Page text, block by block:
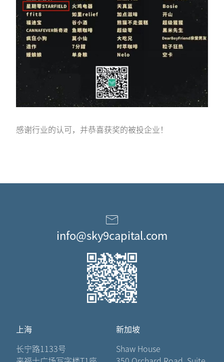
感谢行业的认可，并恭喜获奖的被投企业！
info@sky9capital.com
上海
长宁路1133号
新加坡
Shaw House